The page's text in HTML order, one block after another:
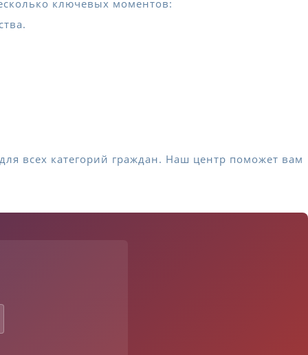
ключевых моментов:
всех категорий граждан. Наш центр поможет вам